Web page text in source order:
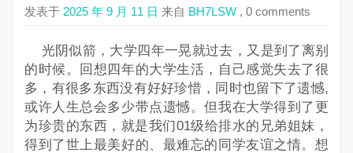
发表于 2025 年 9 月 11 日 来自 BH7LSW , 0 comments
光阴似箭，大学四年一晃就过去，又是到了离别
的时候。回想四年的大学生活，自己感觉失去了很
多，有很多东西没有好好珍惜，同时也留下了遗憾,
或许人生总会多少带点遗憾。但我在大学得到了更
为珍贵的东西，就是我们01级给排水的兄弟姐妹，
得到了世上最美好的、最难忘的同学友谊之情。想